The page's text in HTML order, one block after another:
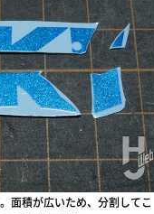
面積が広いため、分割してこ